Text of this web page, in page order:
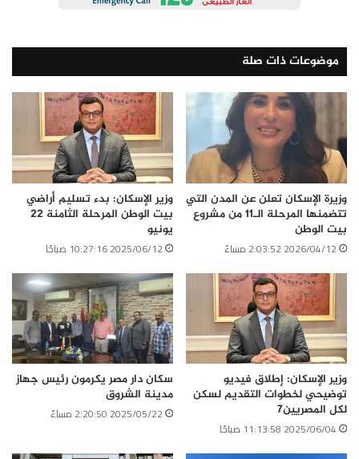
موضوعات ذات صلة
وزيرة الإسكان تعلن عن المدن التي
تتضمنها المرحلة الـ11 من مشروع
بيت الوطن
2026/04/12 2:03:52 مساءً
وزير الإسكان: بدء تسليم أراضي
بيت الوطن المرحلة الثامنة 22
يونيو
2025/06/12 10:27:16 صباحًا
وزير الإسكان: إطلاق فيديو
توضيحي لخطوات التقديم لسكن
لكل المصريين7
2025/06/04 11:13:58 صباحًا
سكان دار مصر يكرمون رئيس جهاز
مدينة الشروق
2025/05/22 2:20:50 مساءً